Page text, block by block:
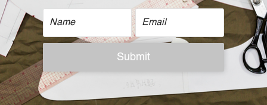
A: 以下是實際測量(平放測量:公分，不是整圈喔) ，建議可以比照
目前衣櫥裡的類似褲款做參考
褲腳寬:18.5
小腿寬: 22.5
大款寬: 31
腰寬最大拉伸: 48
| 模特兒資訊 |